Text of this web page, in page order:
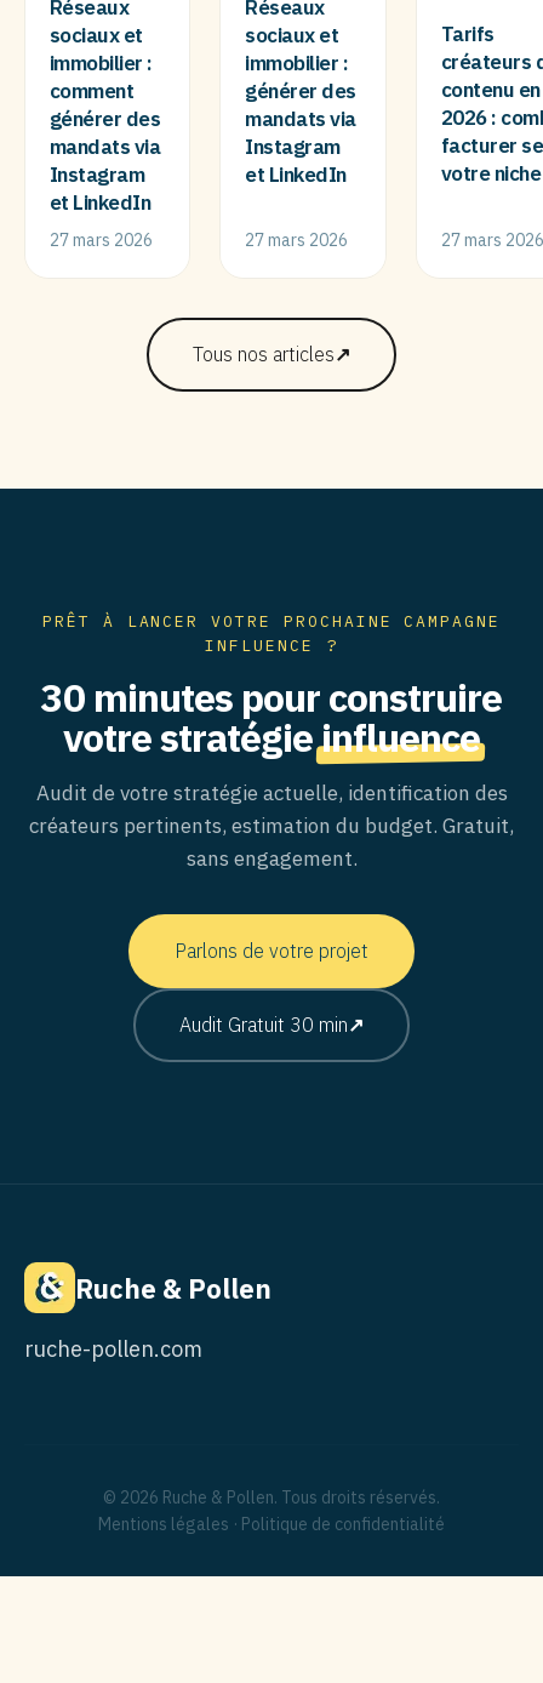
Réseaux
sociaux et
immobilier :
comment
générer des
mandats via
Instagram
et LinkedIn
27 mars 2026
Réseaux
sociaux et
immobilier :
générer des
mandats via
Instagram
et LinkedIn
27 mars 2026
Tarifs
créateurs
contenu en
2026 :
facturer
votre niche
27 mars 2026
Tous nos articles↗
PRÊT À LANCER VOTRE PROCHAINE CAMPAGNE
INFLUENCE ?
30 minutes pour construire
votre stratégieinfluence
Audit de votre stratégie actuelle, identification des
créateurs pertinents, estimation du budget. Gratuit,
sans engagement.
Parlons de votre projet
Audit Gratuit 30 min↗
Ruche & Pollen
ruche-pollen.com
© 2026 Ruche & Pollen. Tous droits réservés.
Mentions légales · Politique de confidentialité